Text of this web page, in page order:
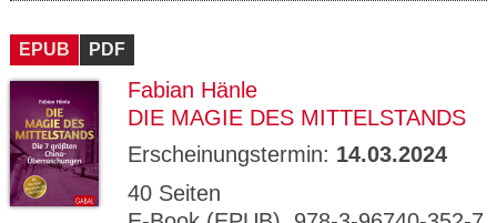
EPUB PDF
Fabian Hänle
DIE MAGIE DES MITTELSTANDS
Erscheinungstermin: 14.03.2024
40 Seiten